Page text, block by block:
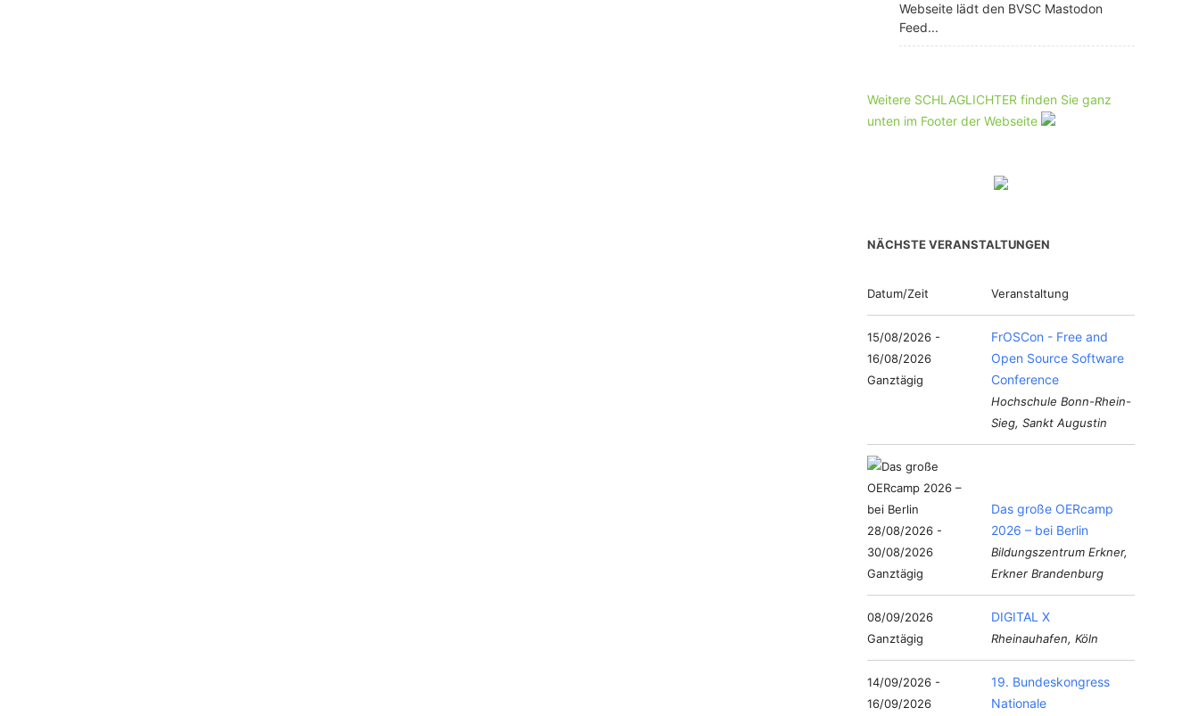
Webseite lädt den BVSC Mastodon
Feed...
Weitere SCHLAGLICHTER finden Sie ganz
unten im Footer der Webseite
NÄCHSTE VERANSTALTUNGEN
Datum/Zeit Veranstaltung
15/08/2026 -
16/08/2026
Ganztägig
FrOSCon - Free and
Open Source Software
Conference
Hochschule Bonn-Rhein-
Sieg, Sankt Augustin
28/08/2026 -
30/08/2026
Ganztägig
Das große OERcamp
2026 – bei Berlin
Bildungszentrum Erkner,
Erkner Brandenburg
08/09/2026
Ganztägig
DIGITAL X
Rheinauhafen, Köln
14/09/2026 -
16/09/2026
19. Bundeskongress
Nationale